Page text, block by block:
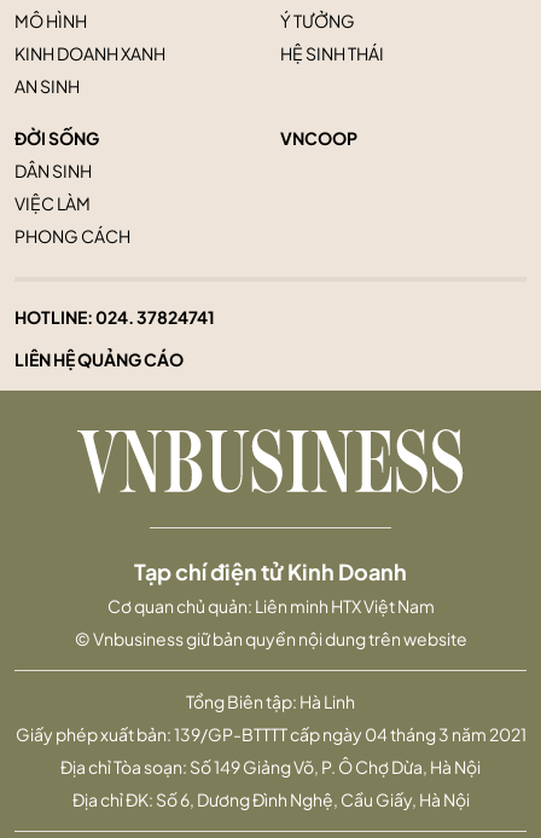
MÔ HÌNH
KINH DOANH XANH
AN SINH
Ý TƯỞNG
HỆ SINH THÁI
ĐỜI SỐNG
DÂN SINH
VIỆC LÀM
PHONG CÁCH
VNCOOP
HOTLINE:024. 37824741
LIÊN HỆ QUẢNG CÁO
Tổng Biên tập: Hà Linh
Giấy phép xuất bản: 139/GP-BTTTT cấp ngày 04 tháng 3 năm 2021
Địa chỉ Tòa soạn: Số 149 Giảng Võ, P. Ô Chợ Dừa, Hà Nội
Địa chỉ ĐK: Số 6, Dương Đình Nghệ, Cầu Giấy, Hà Nội
Tạp chí điện tử Kinh Doanh
Cơ quan chủ quản: Liên minh HTX Việt Nam
© Vnbusiness giữ bản quyền nội dung trên website